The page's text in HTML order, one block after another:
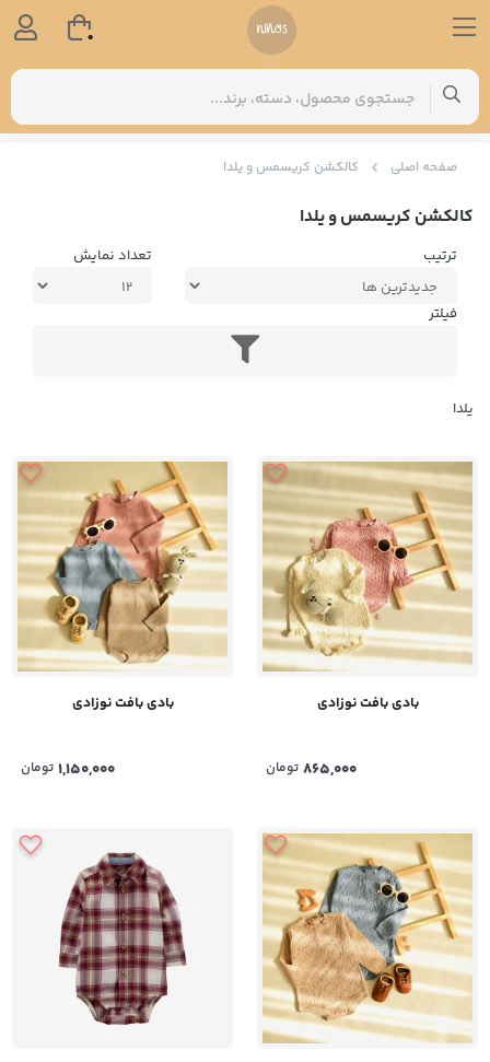
صفحه اصلی کالکشن کریسمس و یلدا
کالکشن کریسمس و یلدا
ترتیب تعداد نمایش
فیلتر
یلدا
بادی بافت نوزادی
865,000 تومان
بادی بافت نوزادی
1,150,000 تومان
0